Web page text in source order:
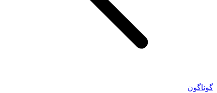
گوناگون